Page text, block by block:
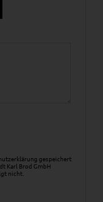
gespeichert
Karl Brod GmbH
nicht.